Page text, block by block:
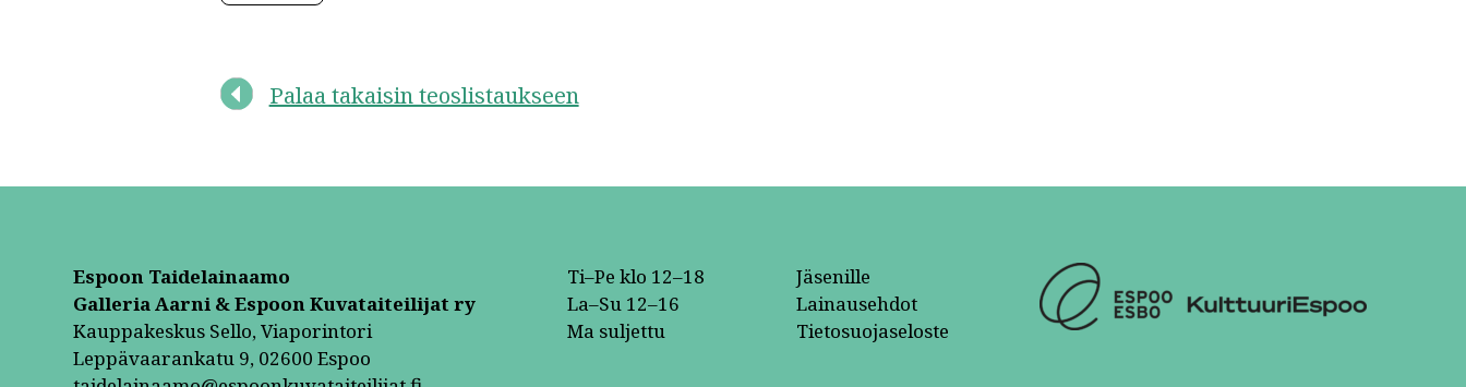
Palaa takaisin teoslistaukseen
Espoon Taidelainaamo
Galleria Aarni & Espoon Kuvataiteilijat ry
Kauppakeskus Sello, Viaporintori
Leppävaarankatu 9, 02600 Espoo
Ti–Pe klo 12–18
La–Su 12–16
Ma suljettu
Jäsenille
Lainausehdot
Tietosuojaseloste